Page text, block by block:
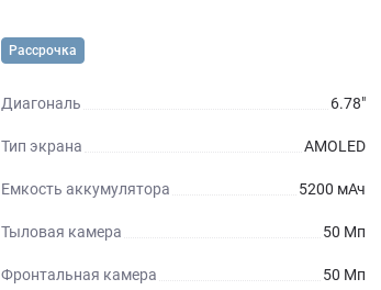
Рассрочка
Диагональ 6.78"
Тип экрана AMOLED
Емкость аккумулятора 5200 мАч
Тыловая камера 50 Мп
Фронтальная камера 50 Мп